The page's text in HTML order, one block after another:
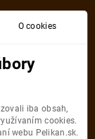
O cookies
iba obsah,
cookies.
webu Pelikan.sk.